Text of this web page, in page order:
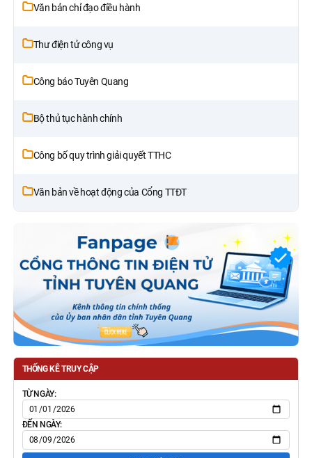
Văn bản chỉ đạo điều hành
Thư điện tử công vụ
Công báo Tuyên Quang
Bộ thủ tục hành chính
Công bố quy trình giải quyết TTHC
Văn bản về hoạt động của Cổng TTĐT
THỐNG KÊ TRUY CẬP
TỪ NGÀY:
ĐẾN NGÀY: